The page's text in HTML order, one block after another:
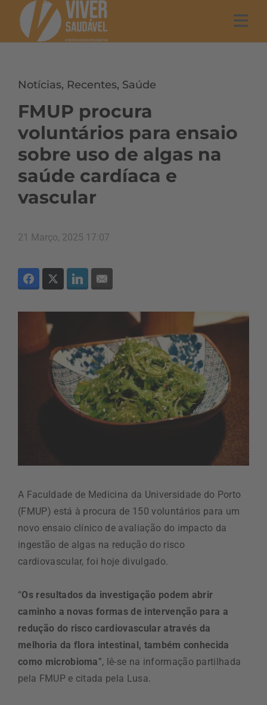
Notícias, Recentes, Saúde
FMUP procura
voluntários para ensaio
sobre uso de algas na
saúde cardíaca e
vascular
21 Março, 2025 17:07
A Faculdade de Medicina da Universidade do Porto
(FMUP) está à procura de 150 voluntários para um
novo ensaio clínico de avaliação do impacto da
ingestão de algas na redução do risco
cardiovascular, foi hoje divulgado.
“Os resultados da investigação podem abrir
caminho a novas formas de intervenção para a
redução do risco cardiovascular através da
melhoria da flora intestinal, também conhecida
como microbioma”, lê-se na informação partilhada
pela FMUP e citada pela Lusa.